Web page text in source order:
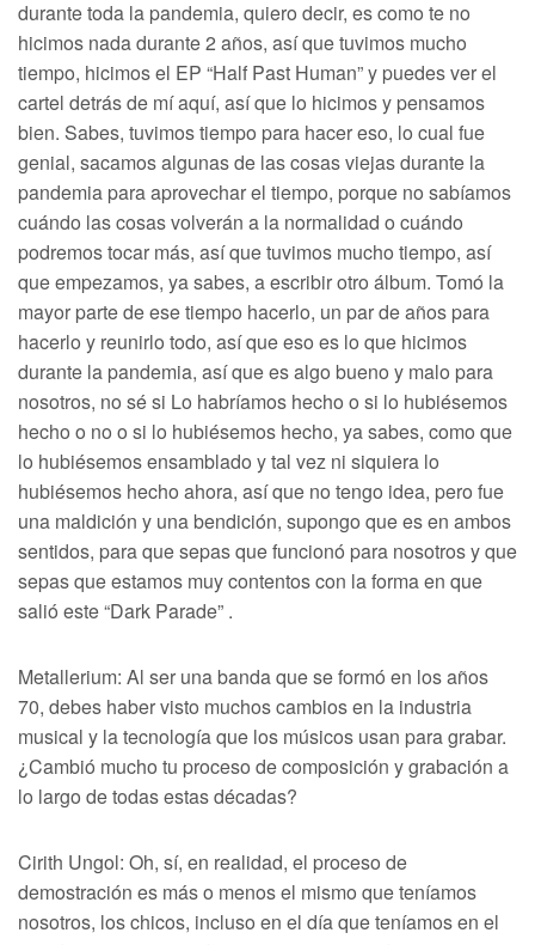
durante toda la pandemia, quiero decir, es como te no
hicimos nada durante 2 años, así que tuvimos mucho
tiempo, hicimos el EP “Half Past Human” y puedes ver el
cartel detrás de mí aquí, así que lo hicimos y pensamos
bien. Sabes, tuvimos tiempo para hacer eso, lo cual fue
genial, sacamos algunas de las cosas viejas durante la
pandemia para aprovechar el tiempo, porque no sabíamos
cuándo las cosas volverán a la normalidad o cuándo
podremos tocar más, así que tuvimos mucho tiempo, así
que empezamos, ya sabes, a escribir otro álbum. Tomó la
mayor parte de ese tiempo hacerlo, un par de años para
hacerlo y reunirlo todo, así que eso es lo que hicimos
durante la pandemia, así que es algo bueno y malo para
nosotros, no sé si Lo habríamos hecho o si lo hubiésemos
hecho o no o si lo hubiésemos hecho, ya sabes, como que
lo hubiésemos ensamblado y tal vez ni siquiera lo
hubiésemos hecho ahora, así que no tengo idea, pero fue
una maldición y una bendición, supongo que es en ambos
sentidos, para que sepas que funcionó para nosotros y que
sepas que estamos muy contentos con la forma en que
salió este “Dark Parade” .
Metallerium: Al ser una banda que se formó en los años
70, debes haber visto muchos cambios en la industria
musical y la tecnología que los músicos usan para grabar.
¿Cambió mucho tu proceso de composición y grabación a
lo largo de todas estas décadas?
Cirith Ungol: Oh, sí, en realidad, el proceso de
demostración es más o menos el mismo que teníamos
nosotros, los chicos, incluso en el día que teníamos en el